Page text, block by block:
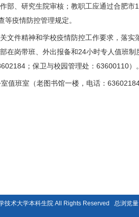
部、研究生院审核；教职工应通过合肥
等疫情防控管理规定。
文件精神和学校疫情防控工作要求，落实
在岗带班、外出报备和24小时专人值班
；保卫与校园管理处：63600110）。
值班室（老图书馆一楼，电话：
技术大学本科生院 All Rights Reserved 总浏览量